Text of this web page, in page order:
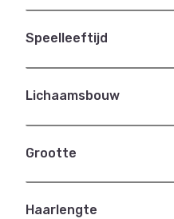
Speelleeftijd
Lichaamsbouw
Grootte
Haarlengte